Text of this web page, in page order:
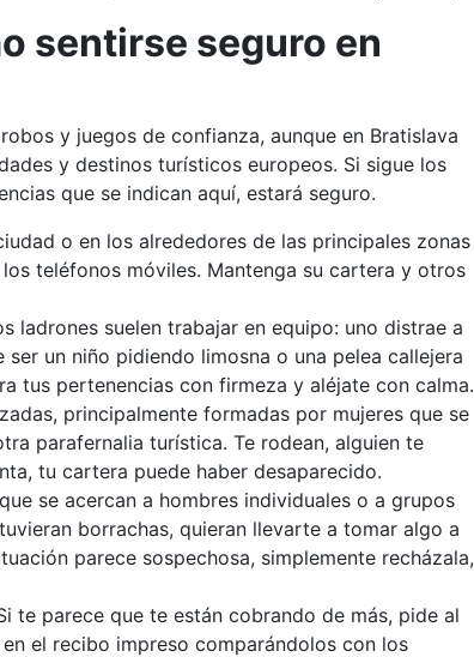
sentirse seguro en
y juegos de confianza, aunque en Bratislava
y destinos turísticos europeos. Si sigue los
que se indican aquí, estará seguro.
o en los alrededores de las principales zonas
teléfonos móviles. Mantenga su cartera y otros
ladrones suelen trabajar en equipo: uno distrae a
un niño pidiendo limosna o una pelea callejera
tus pertenencias con firmeza y aléjate con calma.
principalmente formadas por mujeres que se
parafernalia turística. Te rodean, alguien te
tu cartera puede haber desaparecido.
se acercan a hombres individuales o a grupos
borrachas, quieran llevarte a tomar algo a
parece sospechosa, simplemente recházala,
te parece que te están cobrando de más, pide al
el recibo impreso comparándolos con los